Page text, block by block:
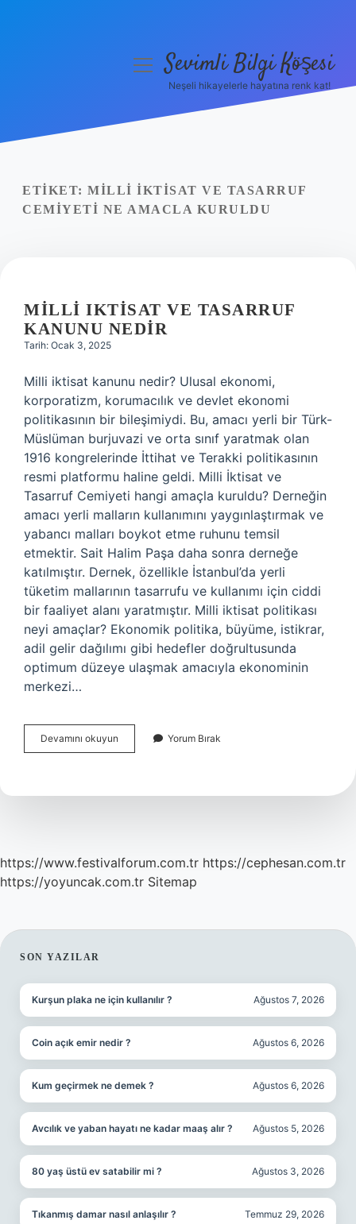
Yasal Uyarı
menüyüSevimli Bilgi Köşesi
Neşeli hikayelerle hayatına renk kat!
ETIKET: MILLI İKTISAT VE TASARRUF
CEMIYETI NE AMACLA KURULDU
MILLI IKTISAT VE TASARRUF
KANUNU NEDIR
Tarih: Ocak 3, 2025
Milli iktisat kanunu nedir? Ulusal ekonomi,
korporatizm, korumacılık ve devlet ekonomi
politikasının bir bileşimiydi. Bu, amacı yerli bir Türk-
Müslüman burjuvazi ve orta sınıf yaratmak olan
1916 kongrelerinde İttihat ve Terakki politikasının
resmi platformu haline geldi. Milli İktisat ve
Tasarruf Cemiyeti hangi amaçla kuruldu? Derneğin
amacı yerli malların kullanımını yaygınlaştırmak ve
yabancı malları boykot etme ruhunu temsil
etmektir. Sait Halim Paşa daha sonra derneğe
katılmıştır. Dernek, özellikle İstanbul’da yerli
tüketim mallarının tasarrufu ve kullanımı için ciddi
bir faaliyet alanı yaratmıştır. Milli iktisat politikası
neyi amaçlar? Ekonomik politika, büyüme, istikrar,
adil gelir dağılımı gibi hedefler doğrultusunda
optimum düzeye ulaşmak amacıyla ekonominin
merkezi…
Devamını okuyun
Iktisat
Kanunu
Yorum Bırak
https://www.festivalforum.com.tr https://cephesan.com.tr
https://yoyuncak.com.tr Sitemap
SIDEBAR
SON YAZILAR
Kurşun plaka ne için kullanılır ? Ağustos 7, 2026
Coin açık emir nedir ? Ağustos 6, 2026
Kum geçirmek ne demek ? Ağustos 6, 2026
Avcılık ve yaban hayatı ne kadar maaş alır ? Ağustos 5, 2026
80 yaş üstü ev satabilir mi ? Ağustos 3, 2026
Tıkanmış damar nasıl anlaşılır ? Temmuz 29, 2026